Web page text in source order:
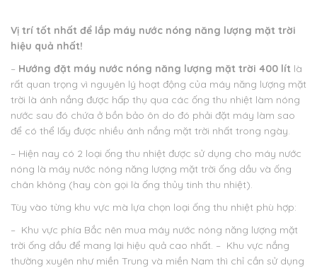
Vị trí tốt nhất để lắp máy nước nóng năng lượng mặt trời
hiệu quả nhất!
– Hướng đặt máy nước nóng năng lượng mặt trời 400 lít là
rất quan trọng vì nguyên lý hoạt động của máy năng lượng mặt
trời là ánh nắng được hấp thụ qua các ống thu nhiệt làm nóng
nước sau đó chứa ở bồn bảo ôn do đó phải đặt máy làm sao
để có thể lấy được nhiều ánh nắng mặt trời nhất trong ngày.
– Hiện nay có 2 loại ống thu nhiệt được sử dụng cho máy nước
nóng là máy nước nóng năng lượng mặt trời ống dầu và ống
chân không (hay còn gọi là ống thủy tinh thu nhiệt).
Tùy vào từng khu vực mà lựa chọn loại ống thu nhiệt phù hợp:
– Khu vực phía Bắc nên mua máy nước nóng năng lượng mặt
trời ống dầu để mang lại hiệu quả cao nhất. – Khu vực nắng
thường xuyên như miền Trung và miền Nam thì chỉ cần sử dụng